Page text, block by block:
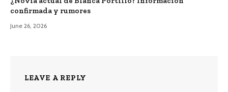
confirmada y rumores
June 26, 2026
LEAVE A REPLY